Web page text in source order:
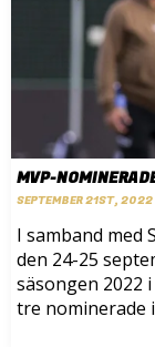
MVP-
SEPTEMBER 21ST, 2022
I samband med
den 24-25
säsongen 2022
tre nominerade